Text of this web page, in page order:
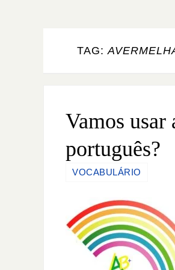
TAG:
Vamos usar
português?
VOCABULÁRIO